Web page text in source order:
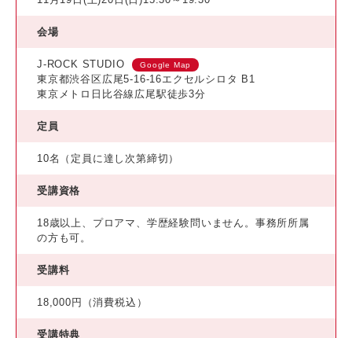
会場
J-ROCK STUDIO Google Map
東京都渋谷区広尾5-16-16エクセルシロタ B1
東京メトロ日比谷線広尾駅徒歩3分
定員
10名（定員に達し次第締切）
受講資格
18歳以上、プロアマ、学歴経験問いません。事務所所属
の方も可。
受講料
18,000円（消費税込）
受講特典